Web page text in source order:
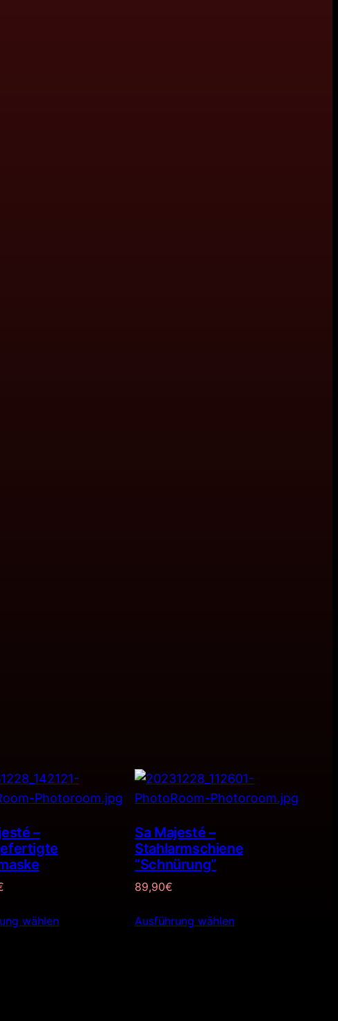
–
wählen
Sa Majesté –
Stahlarmschiene
”Schnürung”
89,90€
Ausführung wählen